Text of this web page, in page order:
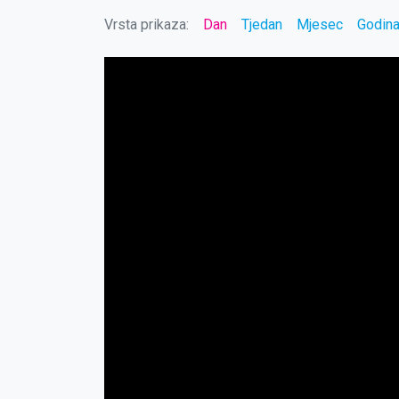
Vrsta prikaza: Dan Tjedan Mjesec Godina